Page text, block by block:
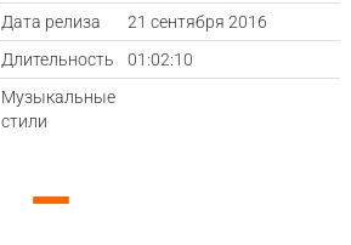
Дата релиза
21 сентября 2016
Длительность
01:02:10
Музыкальные
стили
—